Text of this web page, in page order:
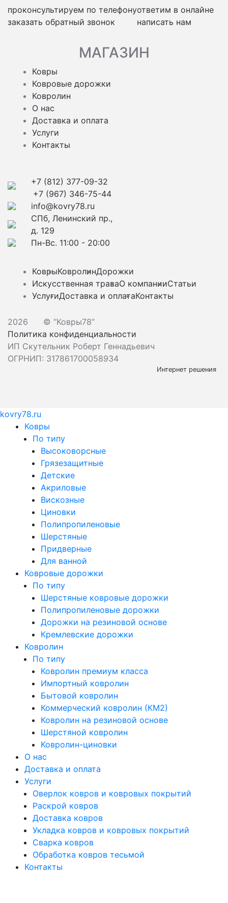
проконсультируем по телефону
заказать обратный звонок
ответим в онлайне
написать нам
МАГАЗИН
Ковры
Ковровые дорожки
Ковролин
О нас
Доставка и оплата
Услуги
Контакты
+7 (812) 377-09-32
+7 (967) 346-75-44
info@kovry78.ru
СПб, Ленинский пр.,
д. 129
Пн-Вс. 11:00 - 20:00
КоврыКовролинДорожки
Искусственная траваО компанииСтатьи
УслугиДоставка и оплатаКонтакты
2026
© “Ковры78”
Политика конфиденциальности
ИП Скутельник Роберт Геннадьевич
ОГРНИП: 317861700058934
Интернет решения
kovry78.ru
Ковры
По типу
Высоковорсные
Грязезащитные
Детские
Акриловые
Вискозные
Циновки
Полипропиленовые
Шерстяные
Придверные
Для ванной
Ковровые дорожки
По типу
Шерстяные ковровые дорожки
Полипропиленовые дорожки
Дорожки на резиновой основе
Кремлевские дорожки
Ковролин
По типу
Ковролин премиум класса
Импортный ковролин
Бытовой ковролин
Коммерческий ковролин (КМ2)
Ковролин на резиновой основе
Шерстяной ковролин
Ковролин-циновки
О нас
Доставка и оплата
Услуги
Оверлок ковров и ковровых покрытий
Раскрой ковров
Доставка ковров
Укладка ковров и ковровых покрытий
Сварка ковров
Обработка ковров тесьмой
Контакты